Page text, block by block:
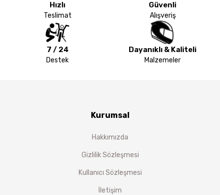
Hızlı
Teslimat
Güvenli
Alışveriş
7 / 24
Destek
Dayanıklı & Kaliteli
Malzemeler
Kurumsal
Hakkımızda
Gizlilik Sözleşmesi
Kullanıcı Sözleşmesi
İletişim